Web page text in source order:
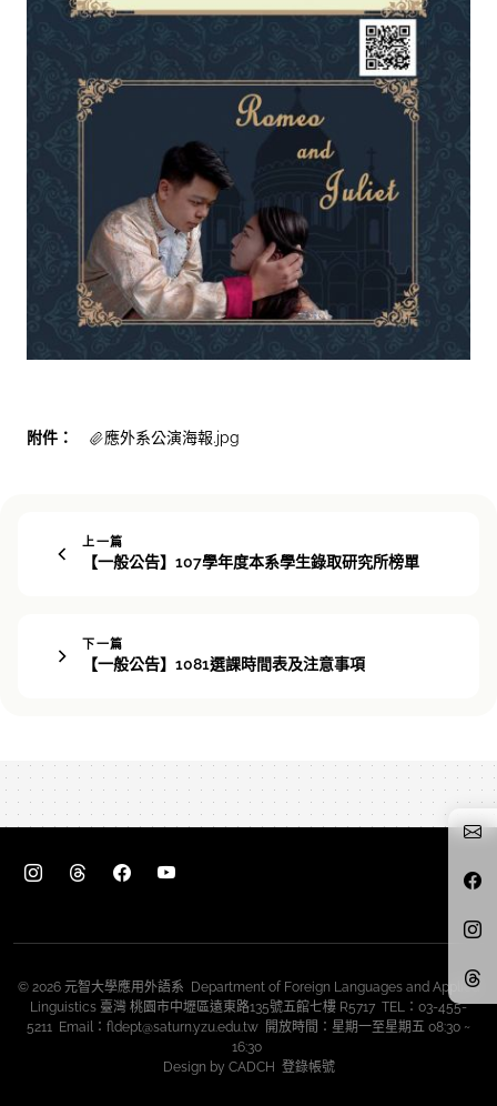
附件： 應外系公演海報.jpg
上一篇
【一般公告】107學年度本系學生錄取研究所榜單
下一篇
【一般公告】1081選課時間表及注意事項
© 2026 元智大學應用外語系 Department of Foreign Languages and Applied
Linguistics 臺灣 桃園市中壢區遠東路135號五館七樓 R5717 TEL：03-455-
5211 Email：fldept@saturn.yzu.edu.tw 開放時間：星期一至星期五 08:30 ~
16:30
Design by CADCH 登錄帳號